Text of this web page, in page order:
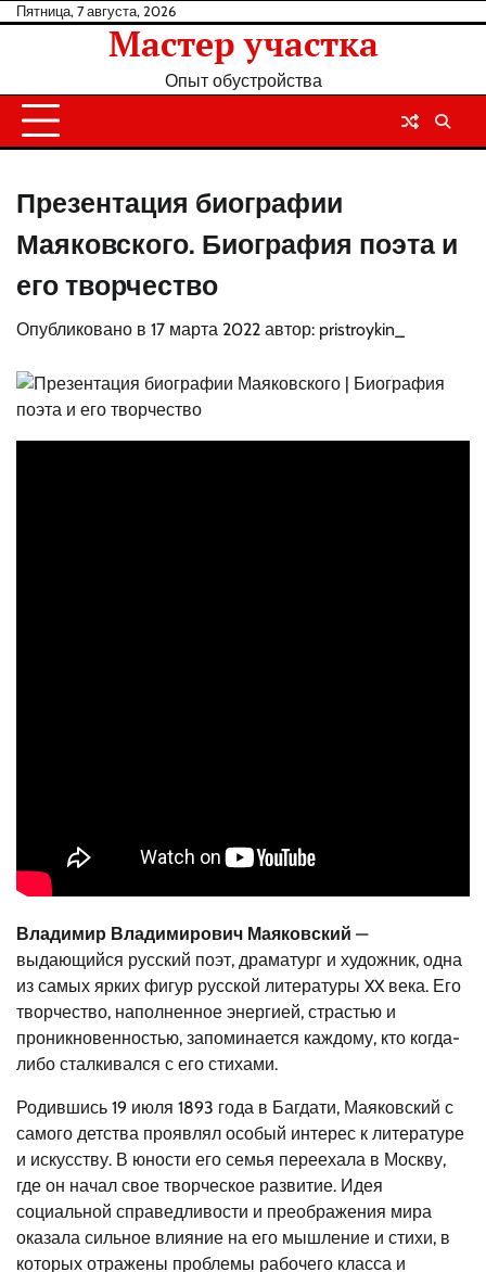
Перейти
Пятница, 7 августа, 2026
Мастер участка
Опыт обустройства
Презентация биографии
Маяковского. Биография поэта и
его творчество
Опубликовано в 17 марта 2022 автор: pristroykin_
Владимир Владимирович Маяковский —
выдающийся русский поэт, драматург и художник, одна
из самых ярких фигур русской литературы XX века. Его
творчество, наполненное энергией, страстью и
проникновенностью, запоминается каждому, кто когда-
либо сталкивался с его стихами.
Родившись 19 июля 1893 года в Багдати, Маяковский с
самого детства проявлял особый интерес к литературе
и искусству. В юности его семья переехала в Москву,
где он начал свое творческое развитие. Идея
социальной справедливости и преображения мира
оказала сильное влияние на его мышление и стихи, в
которых отражены проблемы рабочего класса и